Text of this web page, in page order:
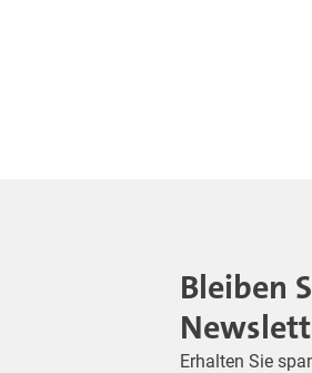
Bleiben
Erhalten Sie